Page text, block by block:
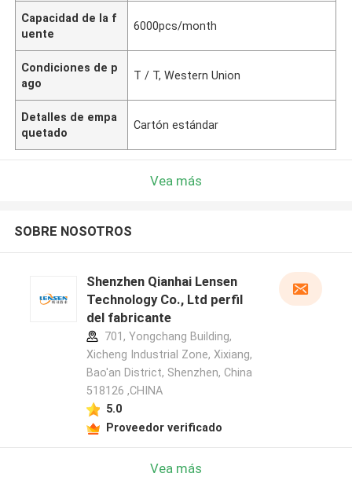
Capacidad de la f
uente
6000pcs/month
Condiciones de p
ago
T / T, Western Union
Detalles de empa
quetado
Cartón estándar
Vea más
SOBRE NOSOTROS
Shenzhen Qianhai Lensen
Technology Co., Ltd perfil
del fabricante
701, Yongchang Building,
Xicheng Industrial Zone, Xixiang,
Bao'an District, Shenzhen, China
518126 ,CHINA
5.0
Proveedor verificado
Vea más